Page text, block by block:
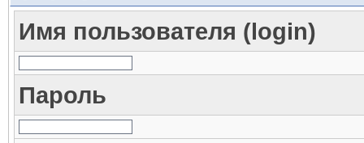
Имя пользователя (login)
Пароль